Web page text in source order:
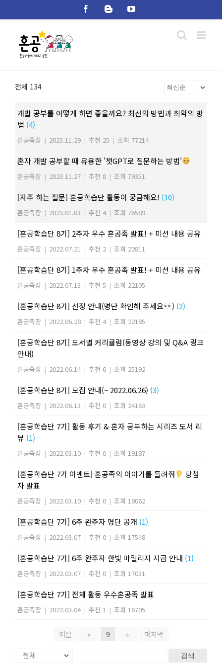
FacebookBloggerYouTube
전체 134
개발 공부를 어떻게 하면 좋을까요? 최선의 방법과 최악의 방
법 (4)
혼공족장 | 2023.11.29 | 추천 25 | 조회 77214
혼자 개발 공부할 때 유용한 '챗GPT로 질문하는 방법'
혼공족장 | 2023.11.27 | 추천 8 | 조회 79351
[자주 하는 질문] 혼공학습단 활동이 궁금해요! (10)
혼공족장 | 2023.01.03 | 추천 4 | 조회 76589
[혼공학습단 8기] 2주차 우수 혼공족 발표! + 미션 내용 공유
혼공족장 | 2022.07.21 | 추천 2 | 조회 22811
[혼공학습단 8기] 1주차 우수 혼공족 발표! + 미션 내용 공유
혼공족장 | 2022.07.13 | 추천 5 | 조회 22105
[혼공학습단 8기] 선정 안내(명단 확인해 주세요 ) (2)
혼공족장 | 2022.06.28 | 추천 4 | 조회 22185
[혼공학습단 8기] 도서별 커리큘럼(동영상 강의 및 Q&A 링크
안내)
혼공족장 | 2022.06.14 | 추천 6 | 조회 25192
[혼공학습단 8기] 모집 안내(~ 2022.06.26) (3)
혼공족장 | 2022.06.13 | 추천 0 | 조회 24163
[혼공학습단 7기] 활동 후기 & 혼자 공부하는 시리즈 도서 리
뷰 (1)
혼공족장 | 2022.03.10 | 추천 0 | 조회 19187
[혼공학습단 7기 이벤트] 혼공족의 이야기를 들려줘
당첨
자 발표
혼공족장 | 2022.03.10 | 추천 0 | 조회 18062
[혼공학습단 7기] 6주 완주자 명단 공개 (1)
혼공족장 | 2022.03.07 | 추천 0 | 조회 17548
[혼공학습단 7기] 6주 완주자 한빛 마일리지 지급 안내 (1)
혼공족장 | 2022.03.07 | 추천 0 | 조회 17031
[혼공학습단 7기] 전체 활동 우수혼공족 발표
혼공족장 | 2022.03.04 | 추천 1 | 조회 16705
처음 « 9 » 마지막
검색